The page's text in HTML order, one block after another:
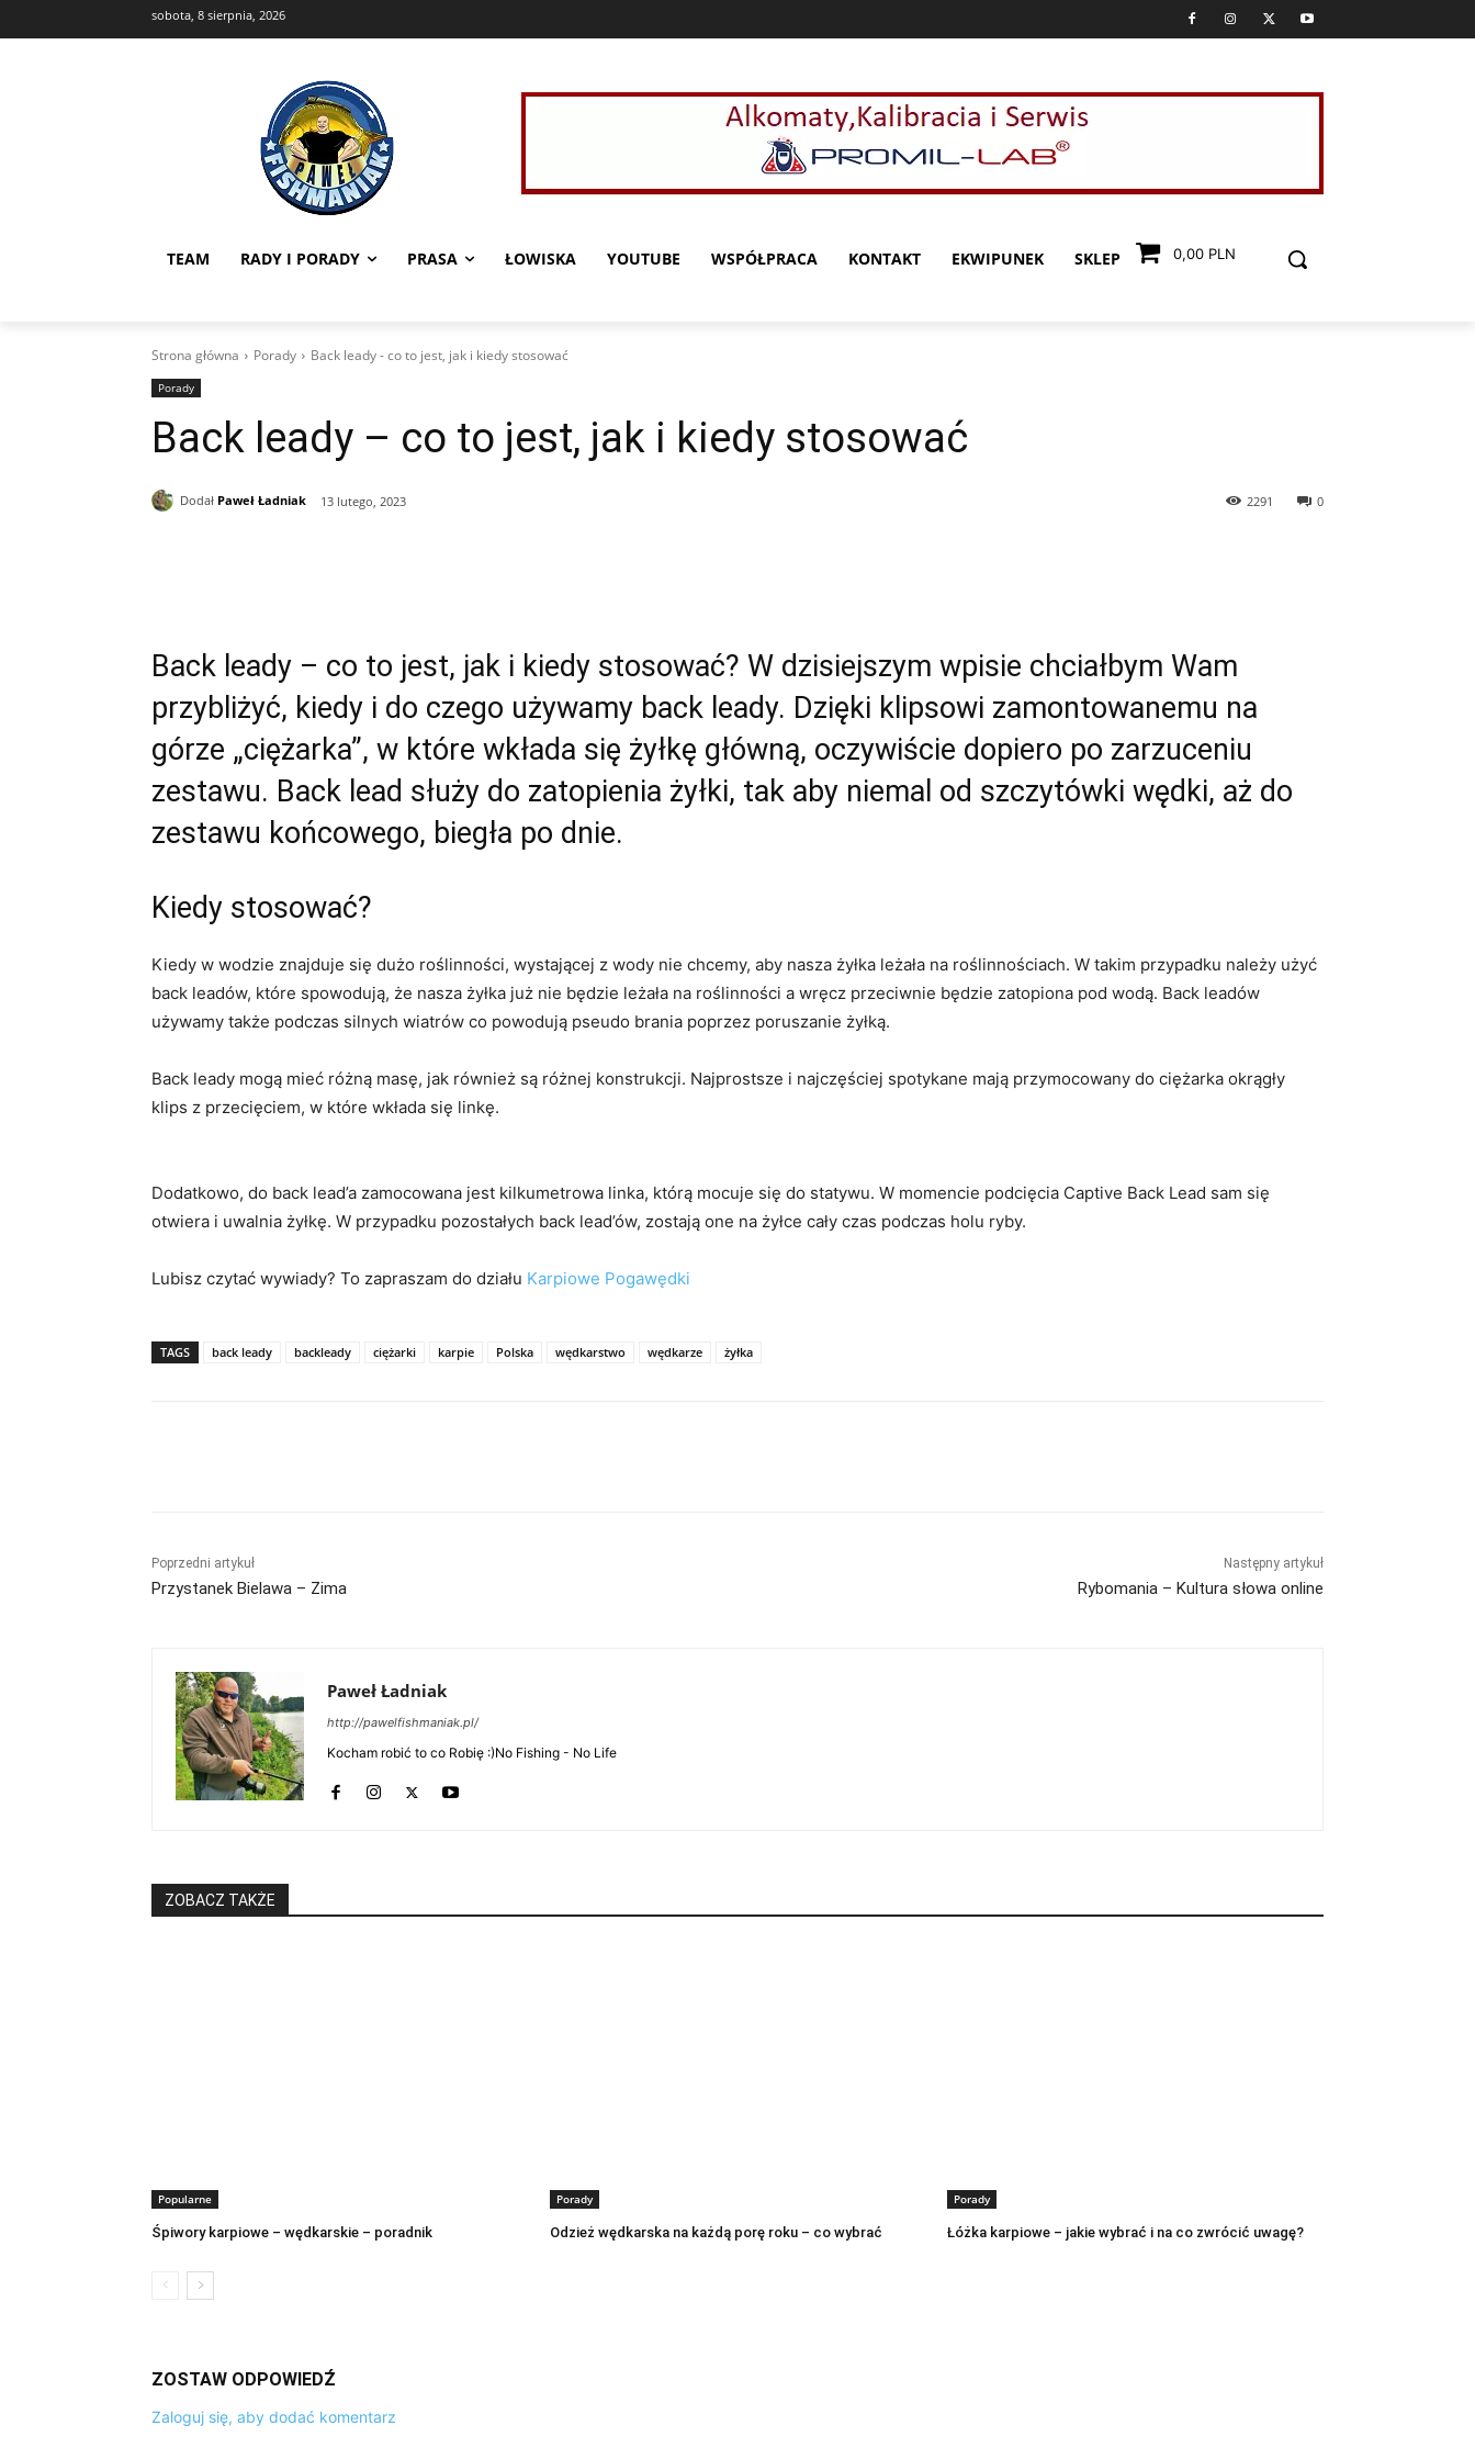
sobota, 8 sierpnia, 2026
TEAM RADY I PORADY PRASA ŁOWISKA YOUTUBE WSPÓŁPRACA KONTAKT EKWIPUNEK SKLEP 0,00 PLN
Strona główna Porady Back leady - co to jest, jak i kiedy stosować
Porady
Back leady – co to jest, jak i kiedy stosować
Dodał Paweł Ładniak 13 lutego, 2023 0
2291
Back leady – co to jest, jak i kiedy stosować? W dzisiejszym wpisie chciałbym Wam
przybliżyć, kiedy i do czego używamy back leady. Dzięki klipsowi zamontowanemu na
górze „ciężarka”, w które wkłada się żyłkę główną, oczywiście dopiero po zarzuceniu
zestawu. Back lead służy do zatopienia żyłki, tak aby niemal od szczytówki wędki, aż do
zestawu końcowego, biegła po dnie.
Kiedy stosować?
Kiedy w wodzie znajduje się dużo roślinności, wystającej z wody nie chcemy, aby nasza żyłka leżała na roślinnościach. W takim przypadku należy użyć
back leadów, które spowodują, że nasza żyłka już nie będzie leżała na roślinności a wręcz przeciwnie będzie zatopiona pod wodą. Back leadów
używamy także podczas silnych wiatrów co powodują pseudo brania poprzez poruszanie żyłką.
Back leady mogą mieć różną masę, jak również są różnej konstrukcji. Najprostsze i najczęściej spotykane mają przymocowany do ciężarka okrągły
klips z przecięciem, w które wkłada się linkę.
Dodatkowo, do back lead’a zamocowana jest kilkumetrowa linka, którą mocuje się do statywu. W momencie podcięcia Captive Back Lead sam się
otwiera i uwalnia żyłkę. W przypadku pozostałych back lead’ów, zostają one na żyłce cały czas podczas holu ryby.
Lubisz czytać wywiady? To zapraszam do działu Karpiowe Pogawędki
TAGS back leady backleady ciężarki karpie Polska wędkarstwo wędkarze żyłka
Poprzedni artykuł
Przystanek Bielawa – Zima
Następny artykuł
Rybomania – Kultura słowa online
Paweł Ładniak
http://pawelfishmaniak.pl/
Kocham robić to co Robię :)No Fishing - No Life
ZOBACZ TAKŻE
Popularne
Śpiwory karpiowe – wędkarskie – poradnik
Porady
Odzież wędkarska na każdą porę roku – co wybrać
Porady
Łóżka karpiowe – jakie wybrać i na co zwrócić uwagę?
ZOSTAW ODPOWIEDŹ
Zaloguj się, aby dodać komentarz